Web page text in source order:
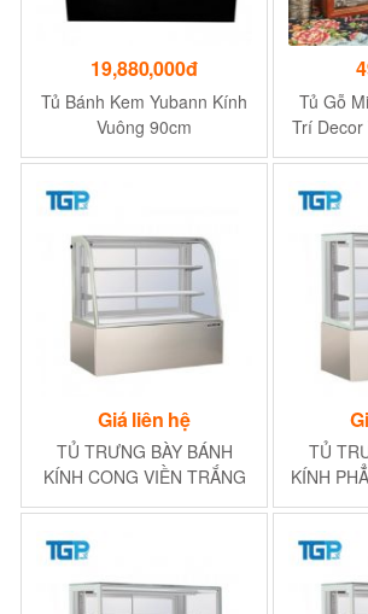
19,880,000đ
Tủ Bánh Kem Yubann Kính
Vuông 90cm
Tủ Gỗ
Trí
Phẩm
Giá liên hệ
TỦ TRƯNG BÀY BÁNH
KÍNH CONG VIỀN TRẮNG
900MM (2NGĂN)
TỦ
KÍNH